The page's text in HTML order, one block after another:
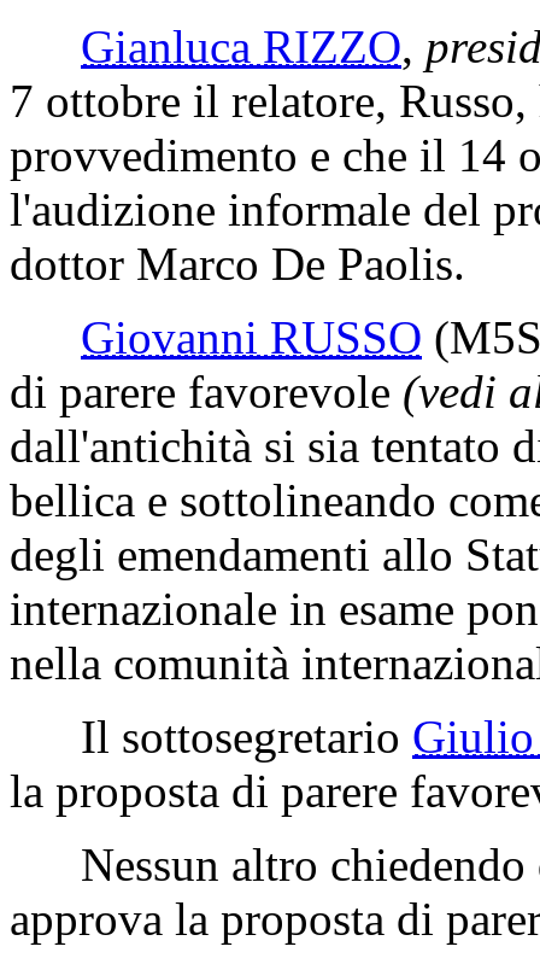
Gianluca RIZZO,
7 ottobre il relatore,
provvedimento e che il 14
l'audizione informale del
dottor Marco De Paolis.
Giovanni RUSSO
di parere favorevole (vedi
dall'antichità si sia tentato
bellica e sottolineando
degli emendamenti allo
internazionale in esame
nella comunità
Il sottosegretario
la proposta di parere
Nessun altro chiedendo
approva la proposta di